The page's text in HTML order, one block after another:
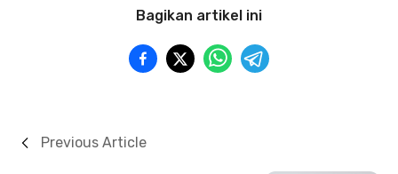
Bagikan artikel ini
Previous Article